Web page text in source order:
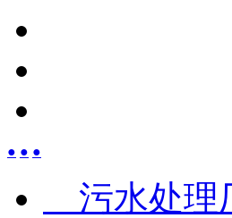
● ● ●
污水处理